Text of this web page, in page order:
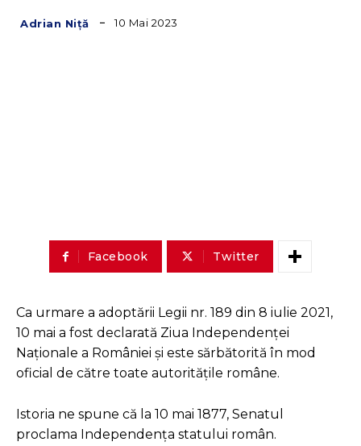
Adrian Niță 10 Mai 2023
Facebook Twitter
Ca urmare a adoptării Legii nr. 189 din 8 iulie 2021,
10 mai a fost declarată Ziua Independenței
Naționale a României și este sărbătorită în mod
oficial de către toate autoritățile române.
Istoria ne spune că la 10 mai 1877, Senatul
proclama Independenţa statului român.